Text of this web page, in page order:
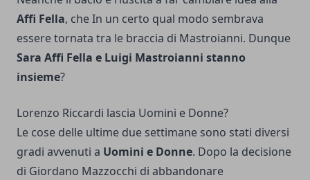
Affi Fella, che In un certo qual modo sembrava
essere tornata tra le braccia di Mastroianni. Dunque
Sara Affi Fella e Luigi Mastroianni stanno
insieme?
Lorenzo Riccardi lascia Uomini e Donne?
Le cose delle ultime due settimane sono stati diversi
gradi avvenuti a Uomini e Donne. Dopo la decisione
di Giordano Mazzocchi di abbandonare